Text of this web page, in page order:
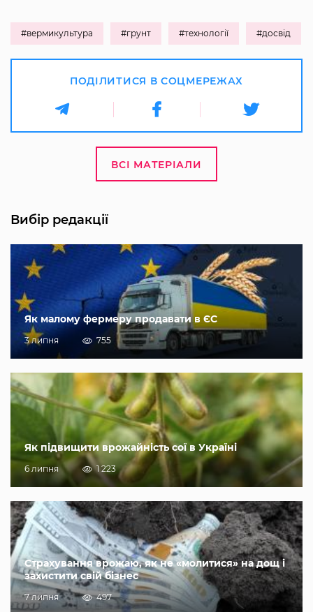
#вермикультура #грунт #технології #досвід
ПОДІЛИТИСЯ В СОЦМЕРЕЖАХ
ВСІ МАТЕРІАЛИ
Вибір редакції
Як малому фермеру продавати в ЄС
3 липня 755
Як підвищити врожайність сої в Україні
6 липня 1 223
Страхування врожаю, як не «молитися» на дощ і
захистити свій бізнес
7 липня 497